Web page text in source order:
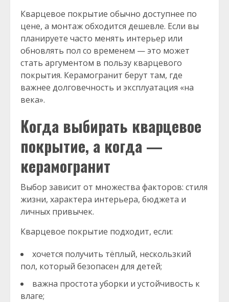
Кварцевое покрытие обычно доступнее по
цене, а монтаж обходится дешевле. Если вы
планируете часто менять интерьер или
обновлять пол со временем — это может
стать аргументом в пользу кварцевого
покрытия. Керамогранит берут там, где
важнее долговечность и эксплуатация «на
века».
Когда выбирать кварцевое
покрытие, а когда —
керамогранит
Выбор зависит от множества факторов: стиля
жизни, характера интерьера, бюджета и
личных привычек.
Кварцевое покрытие подходит, если:
хочется получить тёплый, нескользкий
пол, который безопасен для детей;
важна простота уборки и устойчивость к
влаге;